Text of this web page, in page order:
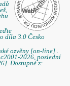
díla 3.0 Česko
ozvěny [on-line] .
2026, poslední
Dostupné z: